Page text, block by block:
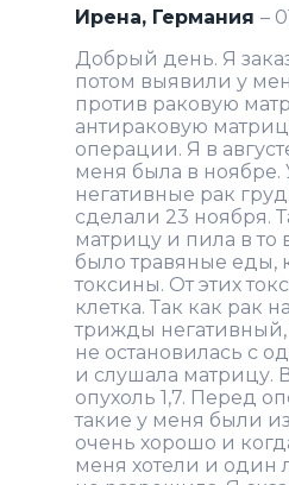
Ирена, Германия –
Добрый день. Я
потом выявили у
против раковую
антираковую
операции. Я в
меня была в
негативные рак
сделали 23 ноября.
матрицу и пила в то
было травяные еды,
токсины. От этих
клетка. Так как рак
трижды
не остановилась с
и слушала матрицу.
опухоль 1,7. Перед
такие у меня были
очень хорошо и
меня хотели и один